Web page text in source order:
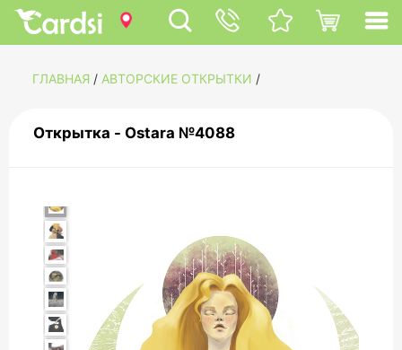
ГЛАВНАЯ / АВТОРСКИЕ ОТКРЫТКИ /
Открытка - Ostara №4088